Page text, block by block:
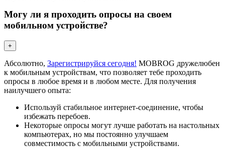
Могу ли я проходить опросы на своем
мобильном устройстве?
+
Абсолютно, Зарегистрируйся сегодня! MOBROG дружелюбен
к мобильным устройствам, что позволяет тебе проходить
опросы в любое время и в любом месте. Для получения
наилучшего опыта:
Используй стабильное интернет-соединение, чтобы
избежать перебоев.
Некоторые опросы могут лучше работать на настольных
компьютерах, но мы постоянно улучшаем
совместимость с мобильными устройствами.